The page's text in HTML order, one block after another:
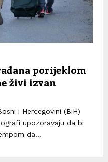
porijeklom
živi izvan
i Hercegovini (BiH)
upozoravaju da bi
da...